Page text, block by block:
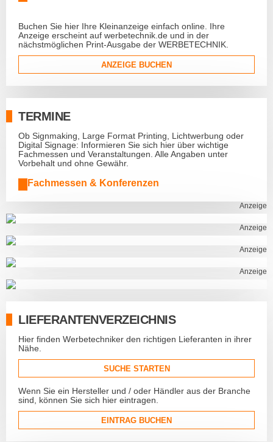
Buchen Sie hier Ihre Kleinanzeige einfach online. Ihre
Anzeige erscheint auf werbetechnik.de und in der
nächstmöglichen Print-Ausgabe der WERBETECHNIK.
ANZEIGE BUCHEN
TERMINE
Ob Signmaking, Large Format Printing, Lichtwerbung oder
Digital Signage: Informieren Sie sich hier über wichtige
Fachmessen und Veranstaltungen. Alle Angaben unter
Vorbehalt und ohne Gewähr.
Fachmessen & Konferenzen
Anzeige
Anzeige
Anzeige
Anzeige
LIEFERANTENVERZEICHNIS
Hier finden Werbetechniker den richtigen Lieferanten in ihrer
Nähe.
SUCHE STARTEN
Wenn Sie ein Hersteller und / oder Händler aus der Branche
sind, können Sie sich hier eintragen.
EINTRAG BUCHEN